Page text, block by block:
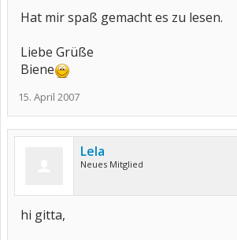
Hat mir spaß gemacht es zu lesen.
Liebe Grüße
Biene
15. April 2007
Lela
Neues Mitglied
hi gitta,